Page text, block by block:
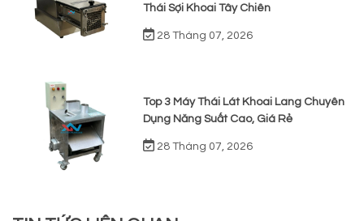
Thái Sợi Khoai Tây Chiên
28 Tháng 07, 2026
Top 3 Máy Thái Lát Khoai Lang Chuyên
Dụng Năng Suất Cao, Giá Rẻ
28 Tháng 07, 2026